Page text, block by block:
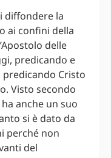
diffondere la
ai confini della
delle
predicando e
Cristo
Visto secondo
anche un suo
si è dato da
perché non
del